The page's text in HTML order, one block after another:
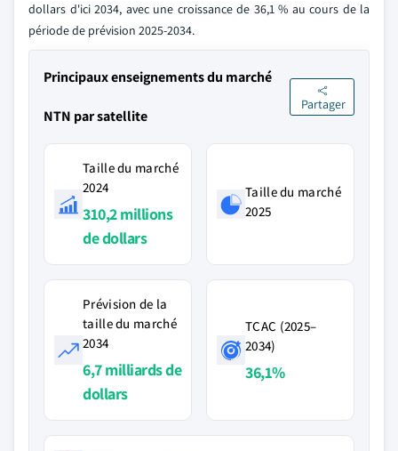
dollars d'ici 2034, avec une croissance de 36,1 % au cours de la
période de prévision 2025-2034.
Principaux enseignements du marché
NTN par satellite
Partager
Taille du marché
2024
310,2 millions
de dollars
Taille du marché
2025
Prévision de la
taille du marché
2034
6,7 milliards de
dollars
TCAC (2025–
2034)
36,1%